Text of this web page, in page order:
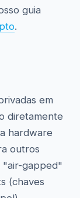
guia
.
em
diretamente
hardware
outros
"air-gapped"
(chaves